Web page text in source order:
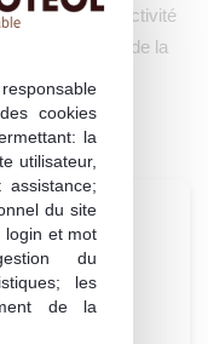
cookies
la
utilisateur,
du site
login et mot
du
les
de la
ce faire, notre activité
l’intégralité de la